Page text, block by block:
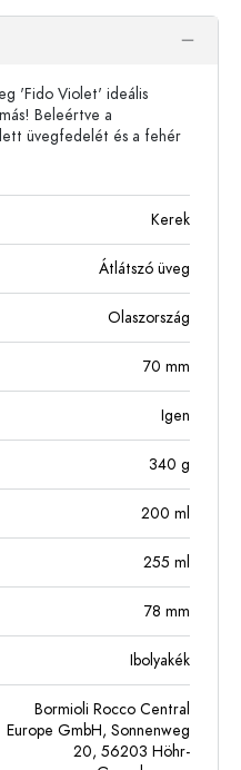
'Fido Violet' ideális
Beleértve a
üvegfedelét és a fehér
Kerek
Átlátszó üveg
Olaszország
70 mm
Igen
340 g
200 ml
255 ml
78 mm
Ibolyakék
Bormioli Rocco Central
Europe GmbH, Sonnenweg
20, 56203 Höhr-